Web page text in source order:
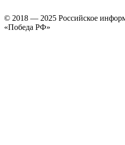
© 2018 — 2025 Российское
«Победа РФ»